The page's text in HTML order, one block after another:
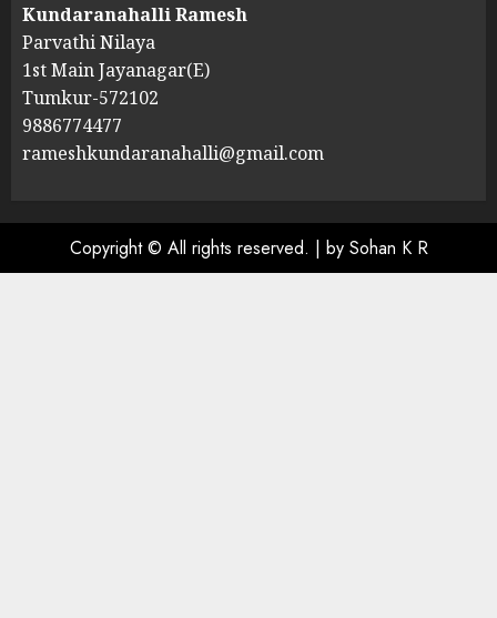
Kundaranahalli Ramesh
Parvathi Nilaya
1st Main Jayanagar(E)
Tumkur-572102
9886774477
rameshkundaranahalli@gmail.com
Copyright © All rights reserved. | by Sohan K R